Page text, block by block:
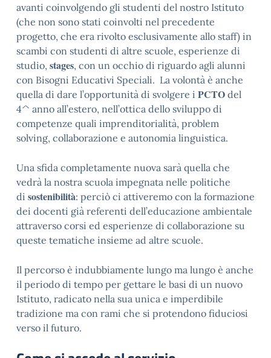
avanti coinvolgendo gli studenti del nostro Istituto
(che non sono stati coinvolti nel precedente
progetto, che era rivolto esclusivamente allo staff) in
scambi con studenti di altre scuole, esperienze di
studio, stages, con un occhio di riguardo agli alunni
con Bisogni Educativi Speciali. La volontà è anche
quella di dare l’opportunità di svolgere i PCTO del
4^ anno all’estero, nell’ottica dello sviluppo di
competenze quali imprenditorialità, problem
solving, collaborazione e autonomia linguistica.
Una sfida completamente nuova sarà quella che
vedrà la nostra scuola impegnata nelle politiche
di sostenibilità: perciò ci attiveremo con la formazione
dei docenti già referenti dell’educazione ambientale
attraverso corsi ed esperienze di collaborazione su
queste tematiche insieme ad altre scuole.
Il percorso è indubbiamente lungo ma lungo è anche
il periodo di tempo per gettare le basi di un nuovo
Istituto, radicato nella sua unica e imperdibile
tradizione ma con rami che si protendono fiduciosi
verso il futuro.